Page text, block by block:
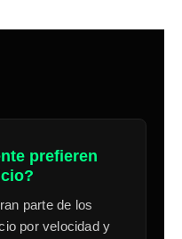
prefieren
parte de los
por velocidad y